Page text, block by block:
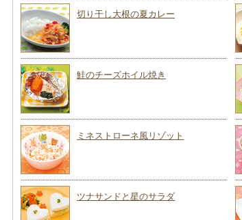
切り干し大根の夏カレー
鮭のチーズホイル焼き
ミネストローネ風リゾット
ツナサンドと星のサラダ